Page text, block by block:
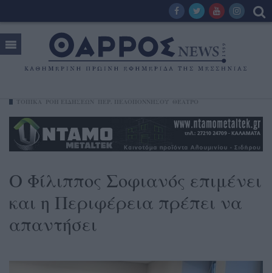
Ο Φίλιππος Σοφιανός επιμένει
και η Περιφέρεια πρέπει να
απαντήσει